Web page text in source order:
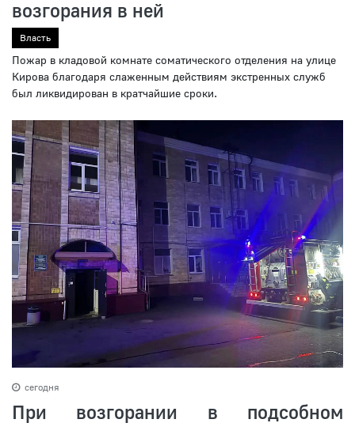
возгорания в ней
Власть
Пожар в кладовой комнате соматического отделения на улице
Кирова благодаря слаженным действиям экстренных служб
был ликвидирован в кратчайшие сроки.
сегодня
При возгорании в подсобном